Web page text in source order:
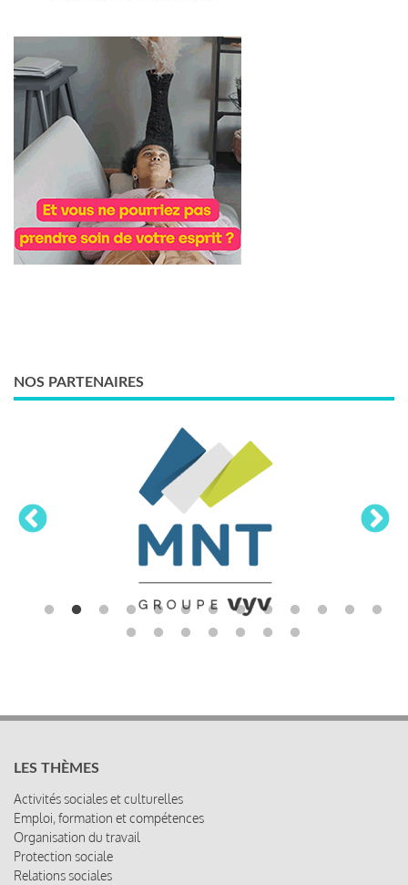
NOS PARTENAIRES
LES THÈMES
Activités sociales et culturelles
Emploi, formation et compétences
Organisation du travail
Protection sociale
Relations sociales